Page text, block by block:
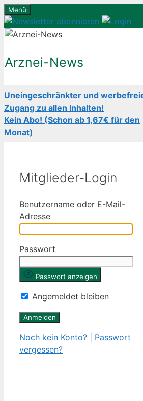
Zum
Inhalt
springen
Menü
Arznei-News
Uneingeschränkter und
Zugang zu allen Inhalten!
Kein Abo! (Schon ab 1,67€ für den
Monat)
Mitglieder-Login
Benutzername oder E-Mail-
Adresse
Passwort
Passwort anzeigen
Angemeldet bleiben
Noch kein Konto?
Passwort
vergessen?